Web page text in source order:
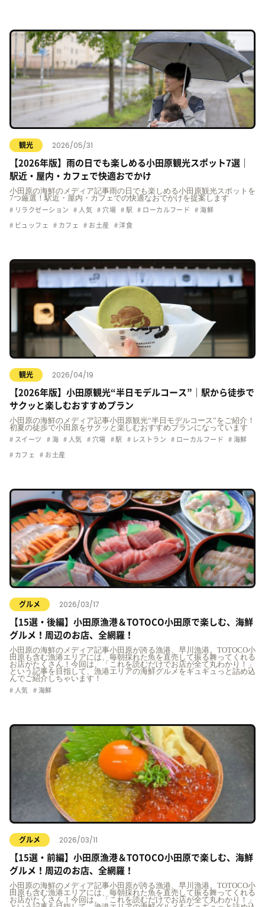
観光 2026/05/31
【2026年版】雨の日でも楽しめる小田原観光スポット7選｜
駅近・屋内・カフェで快適おでかけ
小田原の海鮮のメディア記事雨の日でも楽しめる小田原観光スポットを
7つ厳選！駅近・屋内・カフェでの快適なおでかけを提案します
リラクゼーション 人気 穴場 駅 ローカルフード 海鮮
ビュッフェ カフェ お土産 洋食
観光 2026/04/19
【2026年版】小田原観光“半日モデルコース”｜駅から徒歩で
サクッと楽しむおすすめプラン
小田原の海鮮のメディア記事小田原観光“半日モデルコース”をご紹介！
初夏の徒歩で小田原をサクッと楽しむおすすめプランになっています
スイーツ 海 人気 穴場 駅 レストラン ローカルフード 海鮮
カフェ お土産
グルメ 2026/03/17
【15選・後編】小田原漁港＆TOTOCO小田原で楽しむ、海鮮
グルメ！周辺のお店、全網羅！
小田原の海鮮のメディア記事小田原が誇る漁港、早川漁港。TOTOCO小
田原も含む漁港エリアには、毎朝採れた魚を直売して振る舞ってくれる
お店がたくさん！今回は、「これを読むだけでお店が全て丸わかり！」
という記事を目指して、漁港エリアの海鮮グルメをギュギュっと詰め込
んでご紹介しちゃいます！
人気 海鮮
グルメ 2026/03/11
【15選・前編】小田原漁港＆TOTOCO小田原で楽しむ、海鮮
グルメ！周辺のお店、全網羅！
小田原の海鮮のメディア記事小田原が誇る漁港、早川漁港。TOTOCO小
田原も含む漁港エリアには、毎朝採れた魚を直売して振る舞ってくれる
お店がたくさん！今回は、「これを読むだけでお店が全て丸わかり！」